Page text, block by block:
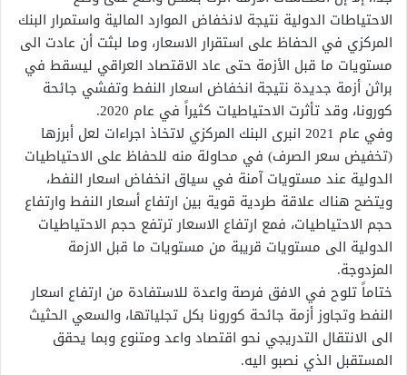
الاحتياطات الدولية نتيجة لانخفاض الموارد المالية واستمرار البنك
المركزي في الحفاظ على استقرار الاسعار، وما لبثت أن عادت الى
مستويات ما قبل الأزمة حتى عاد الاقتصاد العراقي ليسقط في
براثن أزمة جديدة نتيجة انخفاض اسعار النفط وتفشي جائحة
كورونا، وقد تأثرت الاحتياطيات كثيراً في عام 2020.
وفي عام 2021 انبرى البنك المركزي لاتخاذ اجراءات لعل أبرزها
(تخفيض سعر الصرف) في محاولة منه للحفاظ على الاحتياطيات
الدولية عند مستويات آمنة في سياق انخفاض اسعار النفط،
ويتضح هناك علاقة طردية قوية بين ارتفاع أسعار النفط وارتفاع
حجم الاحتياطيات، فمع ارتفاع الاسعار ترتفع حجم الاحتياطيات
الدولية الى مستويات قريبة من مستويات ما قبل الازمة
المزدوجة.
ختاماً تلوح في الافق فرصة واعدة للاستفادة من ارتفاع اسعار
النفط وتجاوز أزمة جائحة كورونا بكل تجلياتها، والسعي الحثيث
الى الانتقال التدريجي نحو اقتصاد واعد ومتنوع وبما يحقق
المستقبل الذي نصبو اليه.